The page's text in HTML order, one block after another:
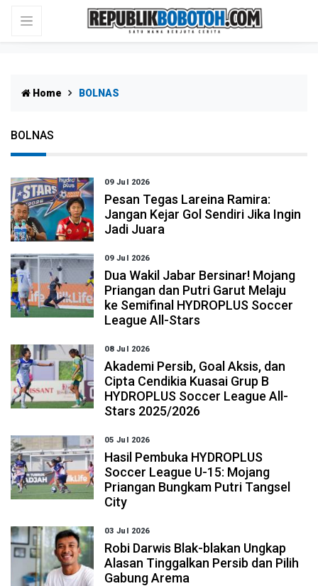
Home BOLNAS
BOLNAS
09 Jul 2026
Pesan Tegas Lareina Ramira:
Jangan Kejar Gol Sendiri Jika Ingin
Jadi Juara
09 Jul 2026
Dua Wakil Jabar Bersinar! Mojang
Priangan dan Putri Garut Melaju
ke Semifinal HYDROPLUS Soccer
League All-Stars
08 Jul 2026
Akademi Persib, Goal Aksis, dan
Cipta Cendikia Kuasai Grup B
HYDROPLUS Soccer League All-
Stars 2025/2026
05 Jul 2026
Hasil Pembuka HYDROPLUS
Soccer League U-15: Mojang
Priangan Bungkam Putri Tangsel
City
03 Jul 2026
Robi Darwis Blak-blakan Ungkap
Alasan Tinggalkan Persib dan Pilih
Gabung Arema